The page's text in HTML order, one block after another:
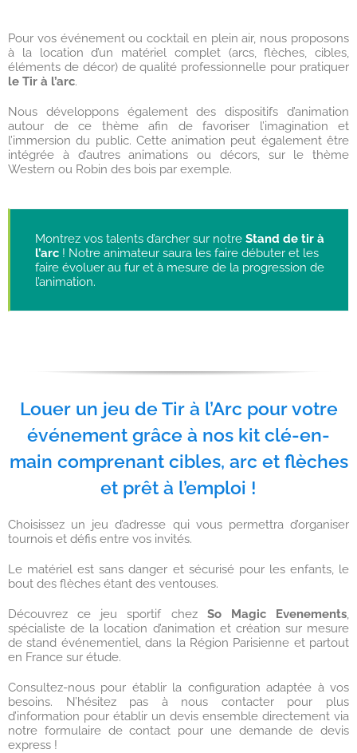
Pour vos événement ou cocktail en plein air, nous proposons
à la location d’un matériel complet (arcs, flèches, cibles,
éléments de décor) de qualité professionnelle pour pratiquer
le Tir à l’arc.
Nous développons également des dispositifs d’animation
autour de ce thème afin de favoriser l’imagination et
l’immersion du public. Cette animation peut également être
intégrée à d’autres animations ou décors, sur le thème
Western ou Robin des bois par exemple.
Montrez vos talents d’archer sur notre Stand de tir à
l’arc ! Notre animateur saura les faire débuter et les
faire évoluer au fur et à mesure de la progression de
l’animation.
Louer un jeu de Tir à l’Arc pour votre
événement grâce à nos kit clé-en-
main comprenant cibles, arc et flèches
et prêt à l’emploi !
Choisissez un jeu d’adresse qui vous permettra d’organiser
tournois et défis entre vos invités.
Le matériel est sans danger et sécurisé pour les enfants, le
bout des flèches étant des ventouses.
Découvrez ce jeu sportif chez So Magic Evenements,
spécialiste de la location d’animation et création sur mesure
de stand événementiel, dans la Région Parisienne et partout
en France sur étude.
Consultez-nous pour établir la configuration adaptée à vos
besoins. N’hésitez pas à nous contacter pour plus
d’information pour établir un devis ensemble directement via
notre formulaire de contact pour une demande de devis
express !